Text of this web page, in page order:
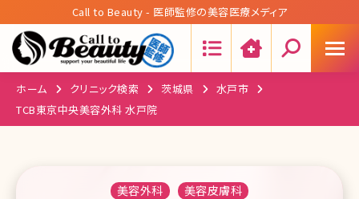
Call to Beauty - 医師監修の美容医療メディア
ホーム クリニック検索 茨城県
水戸市
TCB東京中央美容外科 水戸院
美容外科 美容皮膚科